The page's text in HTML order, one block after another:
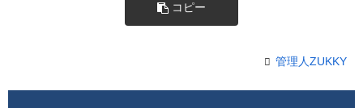
コピー
管理人ZUKKY